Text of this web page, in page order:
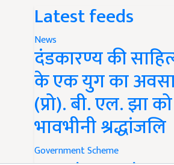
Latest feeds
News
दंडकारण्य की
के एक युग का
(प्रो). बी. एल. झा
भावभीनी श्रद्धांजलि
Government Scheme